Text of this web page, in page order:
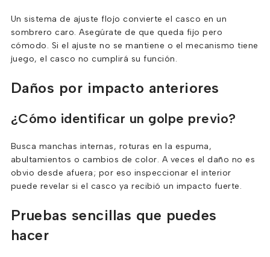
Un sistema de ajuste flojo convierte el casco en un
sombrero caro. Asegúrate de que queda fijo pero
cómodo. Si el ajuste no se mantiene o el mecanismo tiene
juego, el casco no cumplirá su función.
Daños por impacto anteriores
¿Cómo identificar un golpe previo?
Busca manchas internas, roturas en la espuma,
abultamientos o cambios de color. A veces el daño no es
obvio desde afuera; por eso inspeccionar el interior
puede revelar si el casco ya recibió un impacto fuerte.
Pruebas sencillas que puedes
hacer